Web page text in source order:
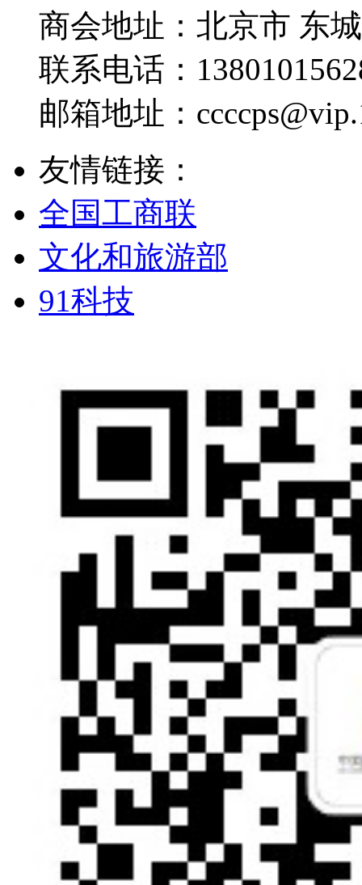
商会地址： 北京市 东
联系电话：
邮箱地址：
友情链接：
全国工商联
文化和旅游部
91科技